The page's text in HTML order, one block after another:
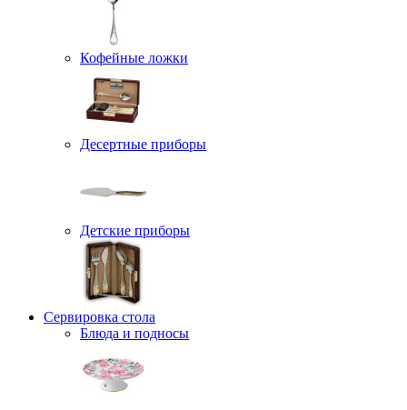
Кофейные ложки
Десертные приборы
Детские приборы
Сервировка стола
Блюда и подносы